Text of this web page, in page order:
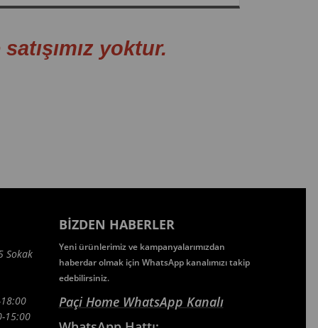
yoktur.
Sokak
BIZDEN HABERLER
Yeni ürünlerimiz ve kampanyalarımızdan
haberdar olmak için WhatsApp kanalımızı takip
edebilirsiniz.
Paçi Home WhatsApp Kanalı